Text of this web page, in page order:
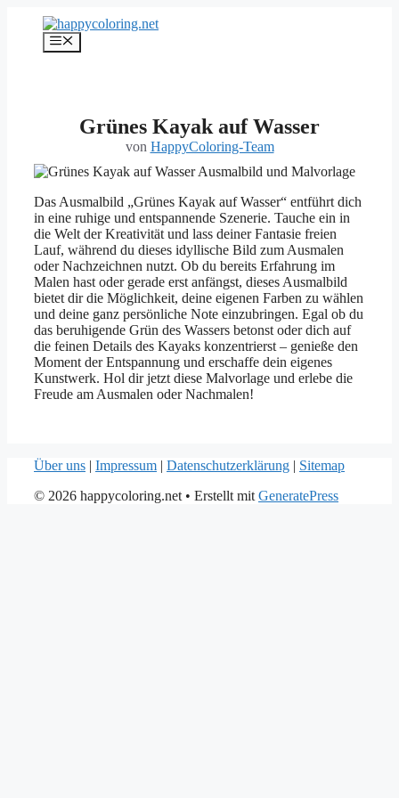
springen
Menü
Grünes Kayak auf Wasser
von HappyColoring-Team
Das Ausmalbild „Grünes Kayak auf Wasser“ entführt dich
in eine ruhige und entspannende Szenerie. Tauche ein in
die Welt der Kreativität und lass deiner Fantasie freien
Lauf, während du dieses idyllische Bild zum Ausmalen
oder Nachzeichnen nutzt. Ob du bereits Erfahrung im
Malen hast oder gerade erst anfängst, dieses Ausmalbild
bietet dir die Möglichkeit, deine eigenen Farben zu wählen
und deine ganz persönliche Note einzubringen. Egal ob du
das beruhigende Grün des Wassers betonst oder dich auf
die feinen Details des Kayaks konzentrierst – genieße den
Moment der Entspannung und erschaffe dein eigenes
Kunstwerk. Hol dir jetzt diese Malvorlage und erlebe die
Freude am Ausmalen oder Nachmalen!
Über uns | Impressum | Datenschutzerklärung | Sitemap
© 2026 happycoloring.net • Erstellt mit GeneratePress